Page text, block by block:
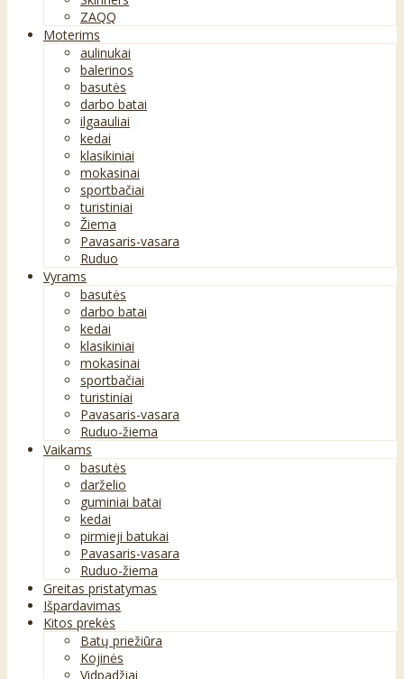
ZAQQ
Moterims
aulinukai
balerinos
basutės
darbo batai
ilgaauliai
kedai
klasikiniai
mokasinai
sportbačiai
turistiniai
Žiema
Pavasaris-vasara
Ruduo
Vyrams
basutės
darbo batai
kedai
klasikiniai
mokasinai
sportbačiai
turistiniai
Pavasaris-vasara
Ruduo-žiema
Vaikams
basutės
darželio
guminiai batai
kedai
pirmieji batukai
Pavasaris-vasara
Ruduo-žiema
Greitas pristatymas
Išpardavimas
Kitos prekės
Batų priežiūra
Kojinės
Vidpadžiai